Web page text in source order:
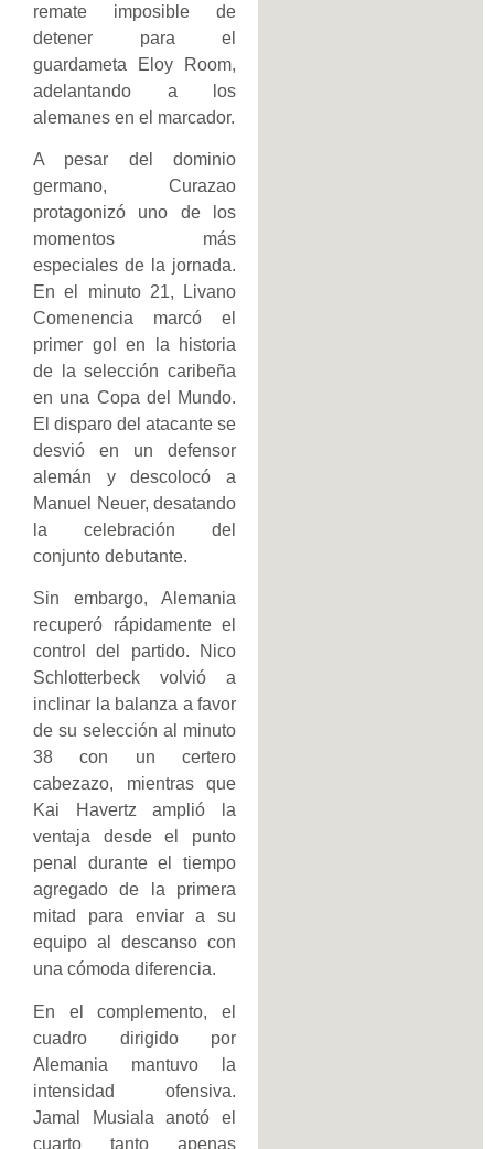
remate imposible de
detener para el
guardameta Eloy Room,
adelantando a los
alemanes en el marcador.
A pesar del dominio
germano, Curazao
protagonizó uno de los
momentos más
especiales de la jornada.
En el minuto 21, Livano
Comenencia marcó el
primer gol en la historia
de la selección caribeña
en una Copa del Mundo.
El disparo del atacante se
desvió en un defensor
alemán y descolocó a
Manuel Neuer, desatando
la celebración del
conjunto debutante.
Sin embargo, Alemania
recuperó rápidamente el
control del partido. Nico
Schlotterbeck volvió a
inclinar la balanza a favor
de su selección al minuto
38 con un certero
cabezazo, mientras que
Kai Havertz amplió la
ventaja desde el punto
penal durante el tiempo
agregado de la primera
mitad para enviar a su
equipo al descanso con
una cómoda diferencia.
En el complemento, el
cuadro dirigido por
Alemania mantuvo la
intensidad ofensiva.
Jamal Musiala anotó el
cuarto tanto apenas